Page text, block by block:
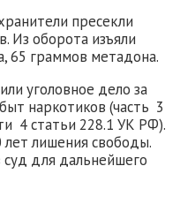
пресекли
Из оборота изъяли
65 граммов метадона.
уголовное дело за
наркотиков (часть 3
4 статьи 228.1 УК РФ).
лишения свободы.
для дальнейшего